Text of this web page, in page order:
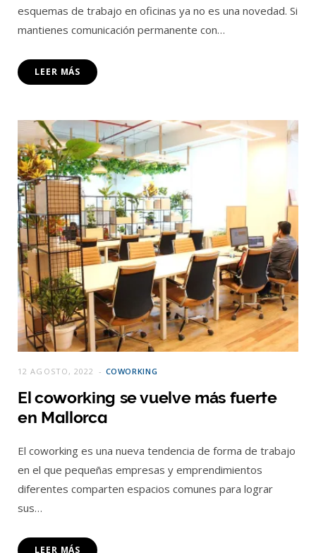
esquemas de trabajo en oficinas ya no es una novedad. Si
mantienes comunicación permanente con…
LEER MÁS
COWORKING
12 AGOSTO, 2022
El coworking se vuelve más fuerte
en Mallorca
El coworking es una nueva tendencia de forma de trabajo
en el que pequeñas empresas y emprendimientos
diferentes comparten espacios comunes para lograr
sus…
LEER MÁS